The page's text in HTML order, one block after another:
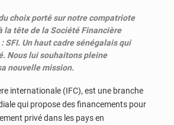
choix porté sur notre compatriote
la tête de la Société Financière
SFI. Un haut cadre sénégalais qui
Nous lui souhaitons pleine
nouvelle mission.
internationale (IFC), est une branche
qui propose des financements pour
privé dans les pays en